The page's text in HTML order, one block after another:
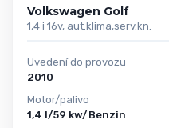
Volkswagen Golf
1,4 i 16v, aut.klima,serv.kn.
Uvedení do provozu
2010
Motor/palivo
1,4 l/59 kw/Benzin